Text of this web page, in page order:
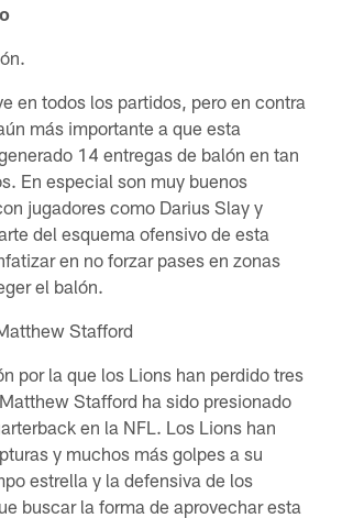
en todos los partidos, pero en contra
más importante a que esta
14 entregas de balón en tan
En especial son muy buenos
jugadores como Darius Slay y
del esquema ofensivo de esta
en no forzar pases en zonas
el balón.
Stafford
por la que los Lions han perdido tres
Stafford ha sido presionado
en la NFL. Los Lions han
y muchos más golpes a su
estrella y la defensiva de los
buscar la forma de aprovechar esta